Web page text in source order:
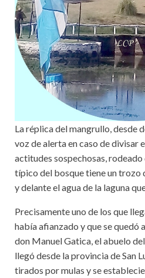
La réplica del mangrullo, desde
voz de alerta en caso de divisar
actitudes sospechosas,
típico del bosque tiene un trozo
y delante el agua de la laguna
Precisamente uno de los que
había afianzado y que se quedó
don Manuel Gatica, el abuelo
llegó desde la provincia de San
tirados por mulas y se